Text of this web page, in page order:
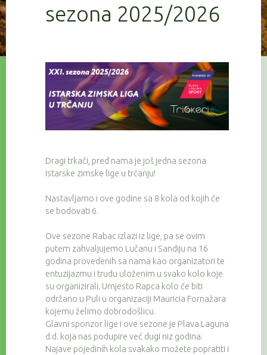
sezona 2025/2026
Dragi trkači, pred nama je još jedna sezona
Istarske zimske lige u trčanju!
Nastavljamo i ove godine sa 8 kola od kojih će
se bodovati 6.
Ove sezone Rabac izlazi iz lige, pa se ovim
putem zahvaljujemo Lučanu i Sandiju na 16
godina provedenih sa nama kao organizatori te
entuzijazmu i trudu uloženim u svako kolo koje
su organizirali. Umjesto Rapca kolo će biti
održano u Puli u organizaciji Mauricia Fornažara
kojemu želimo dobrodošlicu.
Glavni sponzor lige i ove sezone je Plava Laguna
d.d. koja nas podupire već dugi niz godina.
Najave pojedinih kola svakako možete popratiti i